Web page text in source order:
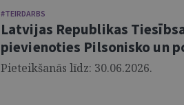
#TEIRDARBS
Latvijas Republikas
pievienoties Pilsonisko un
Pieteikšanās līdz: 30.06.2026.